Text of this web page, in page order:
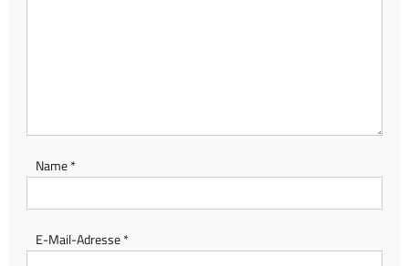
Name*
E-Mail-Adresse*